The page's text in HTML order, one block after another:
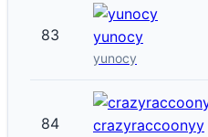
83 yunocy
yunocy
84 crazyraccoonyy